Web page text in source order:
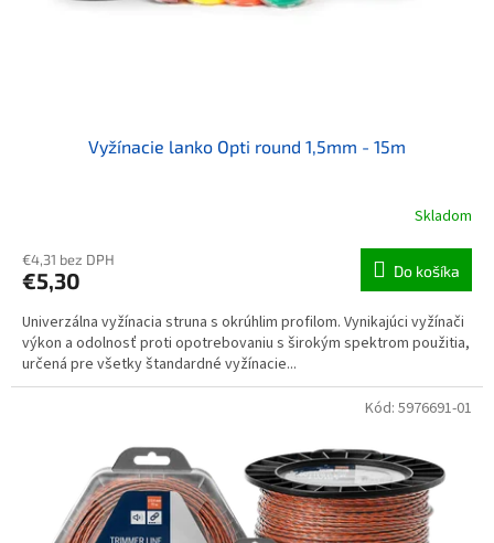
Vyžínacie lanko Opti round 1,5mm - 15m
Skladom
€4,31 bez DPH
€5,30 Do košíka
Univerzálna vyžínacia struna s okrúhlim profilom. Vynikajúci vyžínači
výkon a odolnosť proti opotrebovaniu s širokým spektrom použitia,
určená pre všetky štandardné vyžínacie...
Kód: 5976691-01